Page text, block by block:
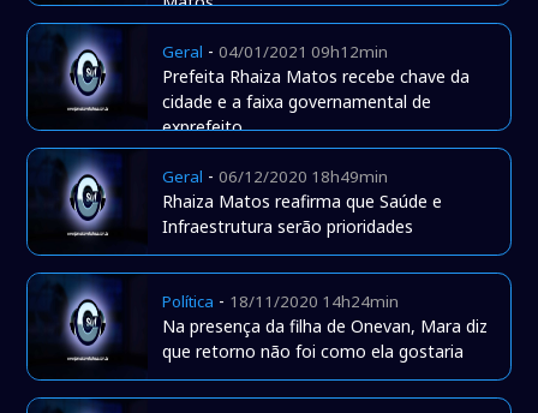
Geral -04/01/2021 09h12min
Prefeita Rhaiza Matos recebe chave da
cidade e a faixa governamental de
exprefeito
Geral -06/12/2020 18h49min
Rhaiza Matos reafirma que Saúde e
Infraestrutura serão prioridades
Política - 18/11/2020 14h24min
Na presença da filha de Onevan, Mara diz
que retorno não foi como ela gostaria